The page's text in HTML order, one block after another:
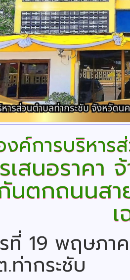
งค์การบริหาร
เสนอราคา
นตกถนนส
ที่ 19 พฤษภา
ท่ากระชับ